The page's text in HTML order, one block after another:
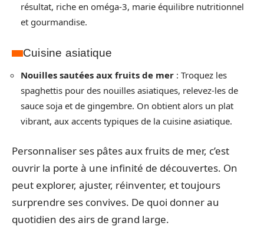
résultat, riche en oméga-3, marie équilibre nutritionnel
et gourmandise.
Cuisine asiatique
Nouilles sautées aux fruits de mer : Troquez les
spaghettis pour des nouilles asiatiques, relevez-les de
sauce soja et de gingembre. On obtient alors un plat
vibrant, aux accents typiques de la cuisine asiatique.
Personnaliser ses pâtes aux fruits de mer, c’est
ouvrir la porte à une infinité de découvertes. On
peut explorer, ajuster, réinventer, et toujours
surprendre ses convives. De quoi donner au
quotidien des airs de grand large.